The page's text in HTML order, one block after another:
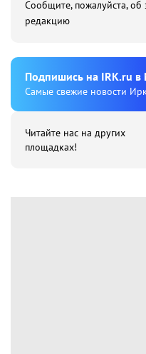
Сообщите, пожалуйста, об
редакцию
Подпишиcь на IRK.ru в
Cамые свежие новости
Читайте нас на других
площадках!